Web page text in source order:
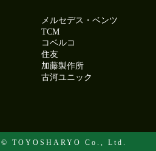
メルセデス・ベンツ
TCM
コベルコ
住友
加藤製作所
古河ユニック
TOYOSHARYO Co., Ltd.